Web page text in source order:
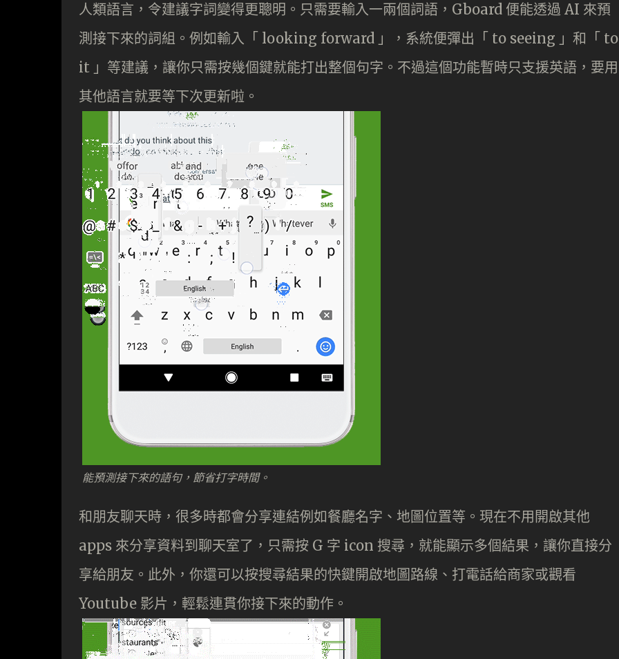
人類語言，令建議字詞變得更聰明。只需要輸入一兩個詞語，Gboard 便能透過 AI 來預
測接下來的詞組。例如輸入「 looking forward 」，系統便彈出「 to seeing 」和「 to
it 」等建議，讓你只需按幾個鍵就能打出整個句字。不過這個功能暫時只支援英語，要用
其他語言就要等下次更新啦。
能預測接下來的語句，節省打字時間。
和朋友聊天時，很多時都會分享連結例如餐廳名字、地圖位置等。現在不用開啟其他
apps 來分享資料到聊天室了，只需按 G 字 icon 搜尋，就能顯示多個結果，讓你直接分
享給朋友。此外，你還可以按搜尋結果的快鍵開啟地圖路線、打電話給商家或觀看
Youtube 影片，輕鬆連貫你接下來的動作。